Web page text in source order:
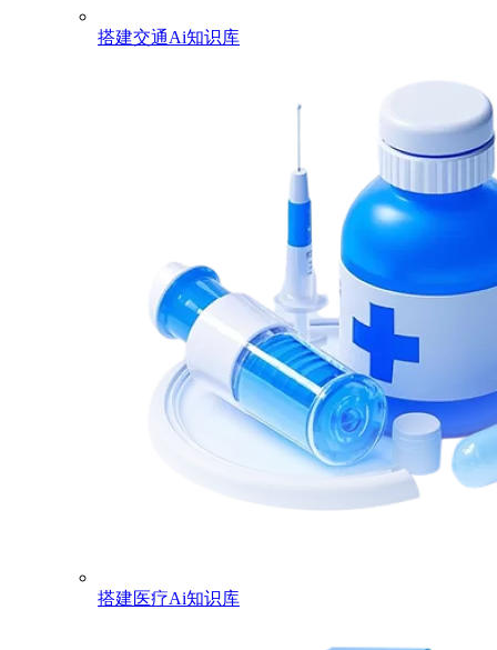
搭建交通Ai知识库
搭建医疗Ai知识库